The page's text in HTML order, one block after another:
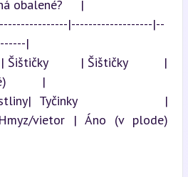
obalené?     |
|-------------------|--
|
Šištičky         | Šištičky          |
|
rastliny| Tyčinky          |
vietor | Áno (v plode)